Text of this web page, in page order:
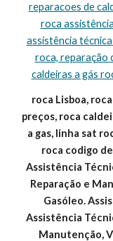
reparacoes de
roca
assistência
roca, reparação
caldeiras a gás
roca Lisboa,
preços, roca
a gas, linha sat
roca codigo
Assistência
Reparação e
Gasóleo.
Assistência
Manutenção,